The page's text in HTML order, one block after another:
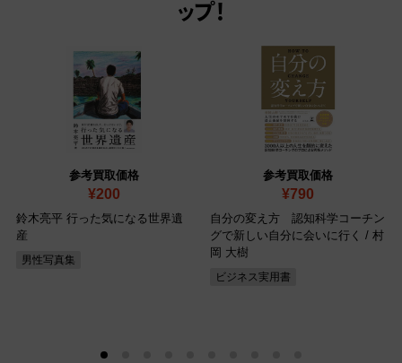
ップ！
参考買取価格
¥200
鈴木亮平 行った気になる世界遺
産
男性写真集
参考買取価格
¥790
自分の変え方 認知科学コーチン
グで新しい自分に会いに行く / 村
岡 大樹
ビジネス実用書